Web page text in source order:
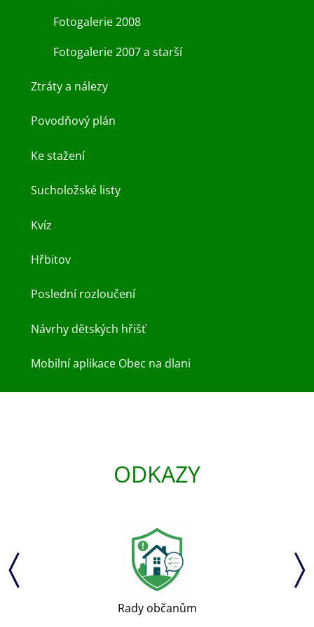
Fotogalerie 2008
Fotogalerie 2007 a starší
Ztráty a nálezy
Povodňový plán
Ke stažení
Sucholožské listy
Kvíz
Hřbitov
Poslední rozloučení
Návrhy dětských hřišť
Mobilní aplikace Obec na dlani
ODKAZY
Uherský Brod